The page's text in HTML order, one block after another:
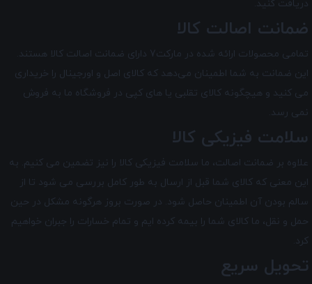
دریافت کنید.
ضمانت اصالت کالا
تمامی محصولات ارائه شده در مارکت7
دارای ضمانت اصالت کالا هستند.
این ضمانت به شما اطمینان می‌دهد که کالای اصل و اورجینال را خریداری
می کنید و هیچگونه کالای تقلبی یا های کپی در فروشگاه ما به فروش
نمی رسد.
سلامت فیزیکی کالا
علاوه بر ضمانت اصالت، ما سلامت فیزیکی کالا را نیز تضمین می‌ کنیم. به
این معنی که کالای شما قبل از ارسال به طور کامل بررسی می شود تا از
سالم بودن آن اطمینان حاصل شود. در صورت بروز هرگونه مشکل در حین
حمل و نقل، ما کالای شما را بیمه کرده ایم و تمام خسارات را جبران خواهیم
کرد.
تحویل سریع